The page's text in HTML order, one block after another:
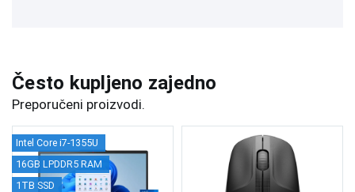
Često kupljeno zajedno
Preporučeni proizvodi.
Intel Core i7-1355U
16GB LPDDR5 RAM
1TB SSD